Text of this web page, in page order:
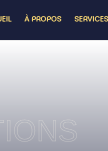
À PROPOS SERVICES